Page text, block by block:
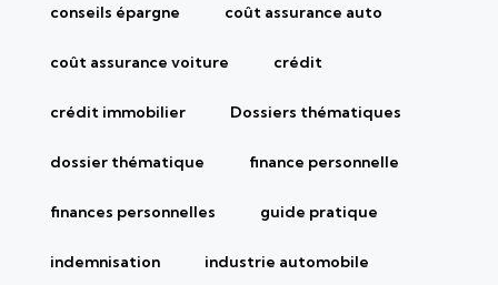
conseils épargne coût assurance auto
coût assurance voiture crédit
crédit immobilier Dossiers thématiques
dossier thématique finance personnelle
finances personnelles guide pratique
indemnisation industrie automobile